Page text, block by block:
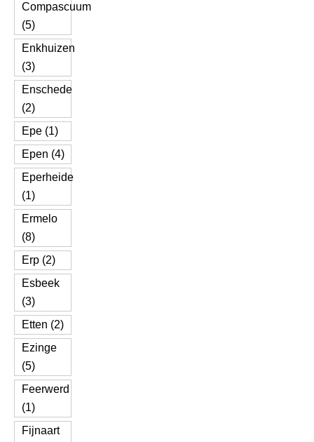
Compascuum
(5)
Enkhuizen
(3)
Enschede
(2)
Epe (1)
Epen (4)
Eperheide
(1)
Ermelo
(8)
Erp (2)
Esbeek
(3)
Etten (2)
Ezinge
(5)
Feerwerd
(1)
Fijnaart